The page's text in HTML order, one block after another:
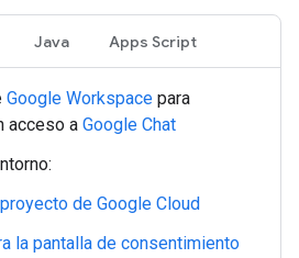
Java Apps Script
Google Workspace para
acceso a Google Chat
de Google Cloud
la pantalla de consentimiento